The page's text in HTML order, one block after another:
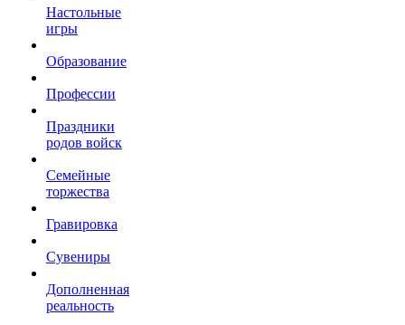
Настольные
игры
Образование
Профессии
Праздники
родов войск
Семейные
торжества
Гравировка
Сувениры
Дополненная
реальность